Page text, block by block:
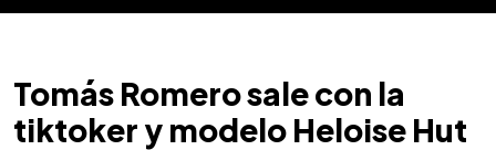
Tomás Romero sale con la
tiktoker y modelo Heloise Hut